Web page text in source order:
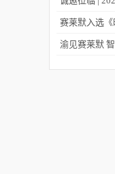
中心展
赛莱默入选《
“2025全球最
渝见赛莱默